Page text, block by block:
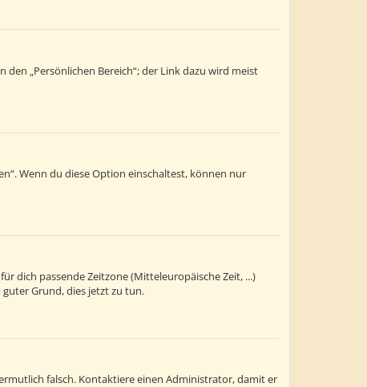
„Persönlichen Bereich“; der Link dazu wird meist
Wenn du diese Option einschaltest, können nur
dich passende Zeitzone (Mitteleuropäische Zeit, ...)
Grund, dies jetzt zu tun.
falsch. Kontaktiere einen Administrator, damit er